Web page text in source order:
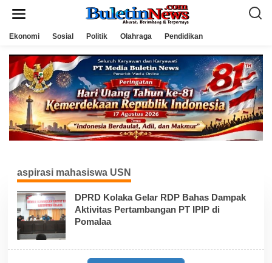
Ekonomi Sosial Politik Olahraga Pendidikan
aspirasi mahasiswa USN
DPRD Kolaka Gelar RDP Bahas Dampak
Aktivitas Pertambangan PT IPIP di
Pomalaa